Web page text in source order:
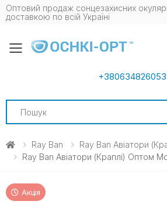
Оптовий продаж сонцезахисних
доставкою по всій Україні
Toggle mobile menu
+380634826053
Search
Ray Ban
Ray Ban Авіатори
Ray Ban Авіатори (краплі) Оптом
Акція